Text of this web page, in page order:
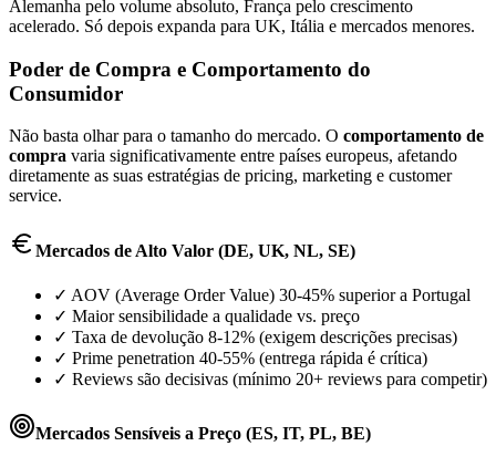
Alemanha pelo volume absoluto, França pelo crescimento
acelerado. Só depois expanda para UK, Itália e mercados menores.
Poder de Compra e Comportamento do
Consumidor
Não basta olhar para o tamanho do mercado. O comportamento de
compra varia significativamente entre países europeus, afetando
diretamente as suas estratégias de pricing, marketing e customer
service.
Mercados de Alto Valor (DE, UK, NL, SE)
✓ AOV (Average Order Value) 30-45% superior a Portugal
✓ Maior sensibilidade a qualidade vs. preço
✓ Taxa de devolução 8-12% (exigem descrições precisas)
✓ Prime penetration 40-55% (entrega rápida é crítica)
✓ Reviews são decisivas (mínimo 20+ reviews para competir)
Mercados Sensíveis a Preço (ES, IT, PL, BE)